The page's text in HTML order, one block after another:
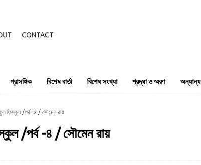
CONTACT
প্রাসঙ্গিক বিশেষ বার্তা বিশেষ সংখ্যা শ্রদ্ধা ও স্মরণ অন্যান্য
ফিস্কুল /পর্ব -৪ / সৌমেন রায়
/পর্ব -৪ / সৌমেন রায়